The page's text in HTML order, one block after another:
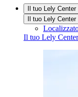
Il tuo Lely Center
Il tuo Lely Center
Il tuo Lely Center